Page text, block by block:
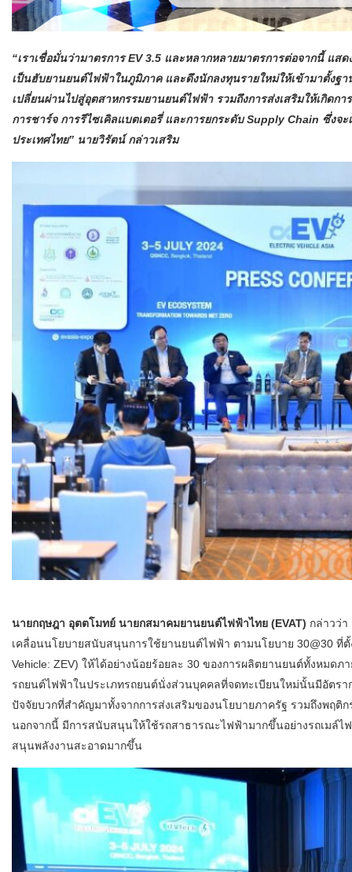
“เราเชื่อมั่นว่ามาตรการ EV 3.5 และหลากหลายมาตรการต่อจากนี้ แส
เป็นฮับยานยนต์ไฟฟ้าในภูมิภาค และดึงนักลงทุนรายใหม่ให้เข้ามาตั้งฐา
เปลี่ยนผ่านไปสู่อุตสาหกรรมยานยนต์ไฟฟ้า รวมถึงการส่งเสริมให้เกิด
การชาร์จ การรีไซเคิลแบตเตอรี่ และการยกระดับ Supply Chain ซึ่งจ
ประเทศไทย” นายวิรัตน์ กล่าวเสริม
นายกฤษฎา อุตตโมทย์ นายกสมาคมยานยนต์ไฟฟ้าไทย (EVAT) กล่าวว่
เคลื่อนนโยบายสนับสนุนการใช้ยานยนต์ไฟฟ้า ตามนโยบาย 30@30 ที่
Vehicle: ZEV) ให้ได้อย่างน้อยร้อยละ 30 ของการผลิตยานยนต์ทั้งหมด
รถยนต์ไฟฟ้าในประเภทรถยนต์นั่งส่วนบุคคลที่จดทะเบียนใหม่นั้นมีอัตรา
ปัจจัยบวกที่สำคัญมาทั้งจากการส่งเสริมของนโยบายภาครัฐ รวมถึงพฤ
นอกจากนี้ มีการสนับสนุนให้ใช้รถสาธารณะไฟฟ้ามากขึ้นอย่างรถเมล์
สนุนพลังงานสะอาดมากขึ้น